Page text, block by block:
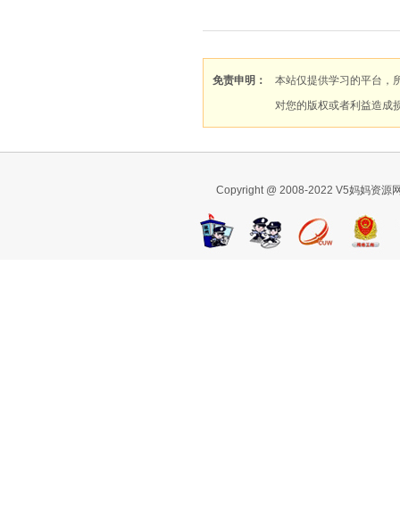
免责申明：
本站仅提供学习的平台，
对您的版权或者利益造成
Copyright @ 2008-2022 V5妈妈资源